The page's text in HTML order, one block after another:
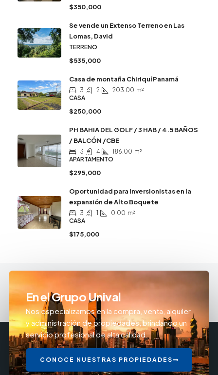
$350,000
Se vende un Extenso Terreno en Las
Lomas, David
TERRENO
$535,000
Casa de montaña Chiriquí Panamá
3 2 203.00 m²
CASA
$250,000
PH BAHIA DEL GOLF / 3 HAB / 4.5 BAÑOS
/ BALCÓN /CBE
3 4 186.00 m²
APARTAMENTO
$295,000
Oportunidad para inversionistas en la
expansión de Alto Boquete
3 1 0.00 m²
CASA
$175,000
En el Grupo Unival
Nos especializamos en la compra, venta, alquiler
y administración de propiedades, brindando un
servicio profesional de alta calidad.
CONOCE NUESTRAS PROPIEDADES